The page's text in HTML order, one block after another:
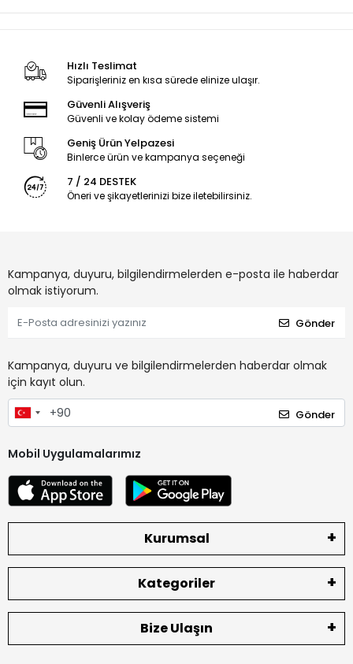
Hızlı Teslimat
Siparişleriniz en kısa sürede elinize ulaşır.
Güvenli Alışveriş
Güvenli ve kolay ödeme sistemi
Geniş Ürün Yelpazesi
Binlerce ürün ve kampanya seçeneği
7 / 24 DESTEK
Öneri ve şikayetlerinizi bize iletebilirsiniz.
Kampanya, duyuru, bilgilendirmelerden e-posta ile haberdar
olmak istiyorum.
Gönder
Kampanya, duyuru ve bilgilendirmelerden haberdar olmak
için kayıt olun.
Gönder
Mobil Uygulamalarımız
Kurumsal
Kategoriler
Bize Ulaşın